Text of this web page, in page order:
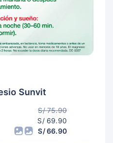
Sunvit
S/ 75.90
S/ 69.90
S/ 66.90